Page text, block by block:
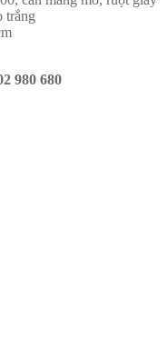
trắng
980 680